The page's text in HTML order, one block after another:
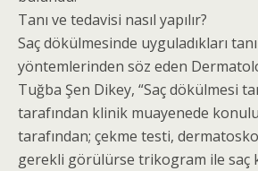
Tanı ve tedavisi nasıl yapılır?
Saç dökülmesinde uyguladıkları
yöntemlerinden söz eden
Tuğba Şen Dikey, “Saç dökülmesi
tarafından klinik muayenede
tarafından; çekme testi,
gerekli görülürse trikogram ile saç